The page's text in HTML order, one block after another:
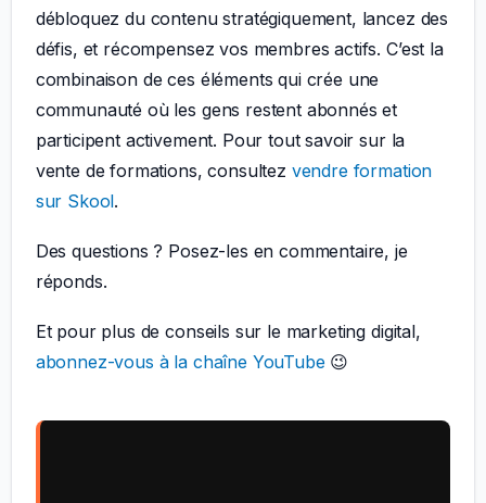
débloquez du contenu stratégiquement, lancez des
défis, et récompensez vos membres actifs. C’est la
combinaison de ces éléments qui crée une
communauté où les gens restent abonnés et
participent activement. Pour tout savoir sur la
vente de formations, consultez vendre formation
sur Skool.
Des questions ? Posez-les en commentaire, je
réponds.
Et pour plus de conseils sur le marketing digital,
abonnez-vous à la chaîne YouTube😉